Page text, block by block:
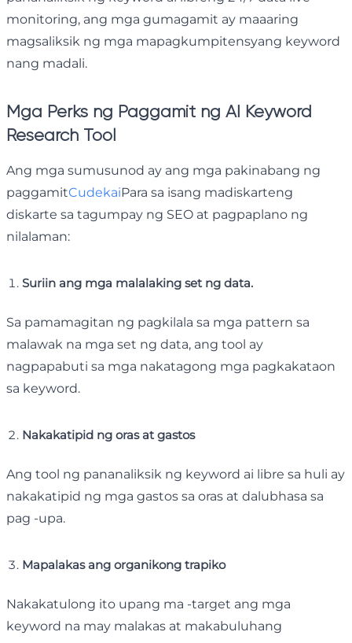
monitoring, ang mga gumagamit ay maaaring
magsaliksik ng mga mapagkumpitensyang keyword
nang madali.
Mga Perks ng Paggamit ng AI Keyword
Research Tool
Ang mga sumusunod ay ang mga pakinabang ng
paggamitCudekaiPara sa isang madiskarteng
diskarte sa tagumpay ng SEO at pagpaplano ng
nilalaman:
Suriin ang mga malalaking set ng data.
Sa pamamagitan ng pagkilala sa mga pattern sa
malawak na mga set ng data, ang tool ay
nagpapabuti sa mga nakatagong mga pagkakataon
sa keyword.
Nakakatipid ng oras at gastos
Ang tool ng pananaliksik ng keyword ai libre sa huli ay
nakakatipid ng mga gastos sa oras at dalubhasa sa
pag -upa.
Mapalakas ang organikong trapiko
Nakakatulong ito upang ma -target ang mga
keyword na may malakas at makabuluhang